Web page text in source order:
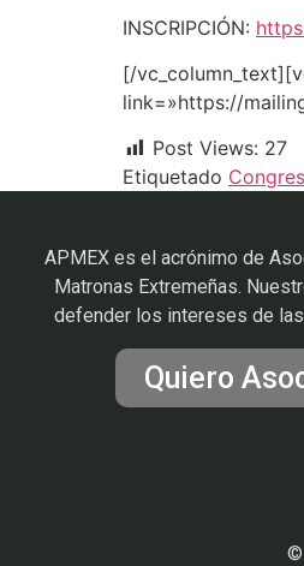
INSCRIPCIÓN:
[/
link=»https://
Post Views: 27
Etiquetado
APMEX es el acrónimo de
Matronas Extremeñas.
defender los intereses de
Quiero
©